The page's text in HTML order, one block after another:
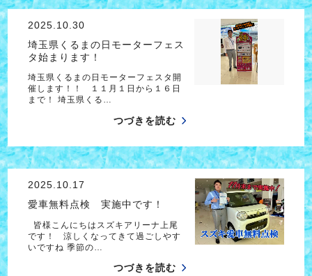
2025.10.30
埼玉県くるまの日モーターフェス
タ始まります！
埼玉県くるまの日モーターフェスタ開
催します！！ １１月１日から１６日
まで！ 埼玉県くる…
つづきを読む
2025.10.17
愛車無料点検 実施中です！
皆様こんにちはスズキアリーナ上尾
です！ 涼しくなってきて過ごしやす
いですね 季節の…
つづきを読む